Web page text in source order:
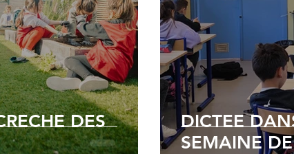
PREVENTION DE LA DELINQUANCE ECAM POLE
DES
DICTEE
SEMAINE